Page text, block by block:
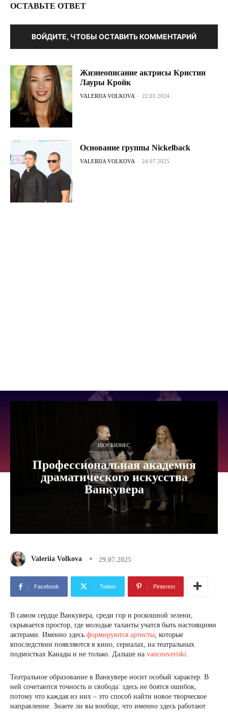
ОСТАВЬТЕ ОТВЕТ
ВОЙДИТЕ, ЧТОБЫ ОСТАВИТЬ КОММЕНТАРИЙ
Жизнеописание актрисы Кристин
Лауры Кройк
VALERIIA VOLKOVA - 22.01.2024
Основание группы Nickelback
VALERIIA VOLKOVA - 24.07.2025